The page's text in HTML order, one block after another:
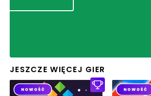
JESZCZE WIĘCEJ GIER